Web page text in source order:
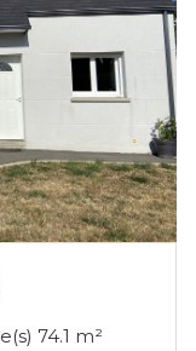
Maison 3 pièce(s) 2 chambre(s) 74.1 m²